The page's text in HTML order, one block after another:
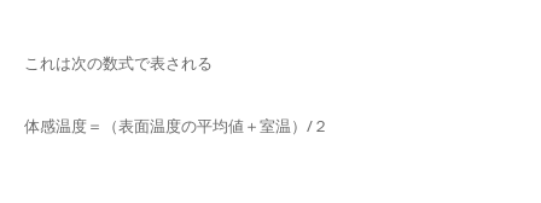
これは次の数式で表される
体感温度＝（表面温度の平均値＋室温）/２